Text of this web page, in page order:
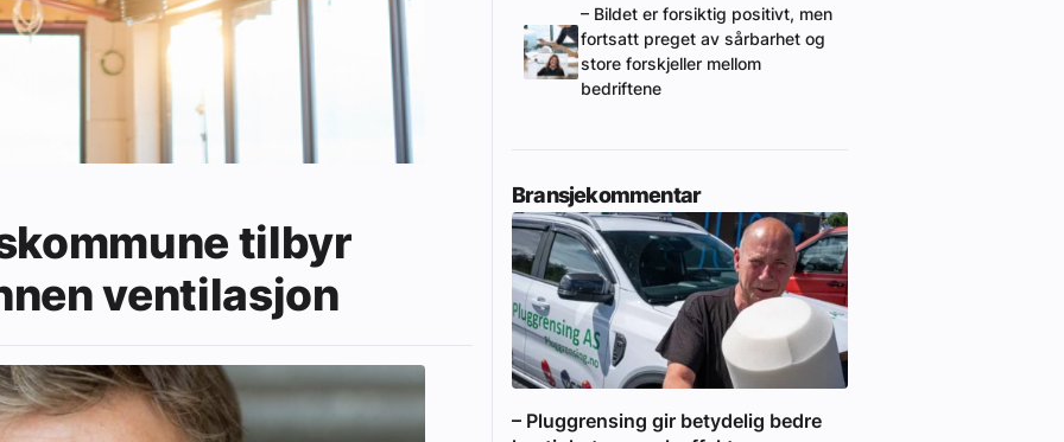
tilbyr
ventilasjon
– Bildet er forsiktig positivt, men
fortsatt preget av sårbarhet og
store forskjeller mellom
bedriftene
Bransjekommentar
– Pluggrensing gir betydelig bedre